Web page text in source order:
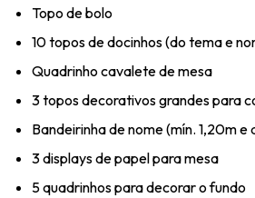
Topo de bolo
10 topos de docinhos (do tema e
Quadrinho cavalete de mesa
3 topos decorativos grandes para
Bandeirinha de nome (mín. 1,20m
3 displays de papel para mesa
5 quadrinhos para decorar o fundo